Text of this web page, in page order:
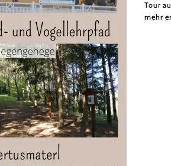
Tour
mehr